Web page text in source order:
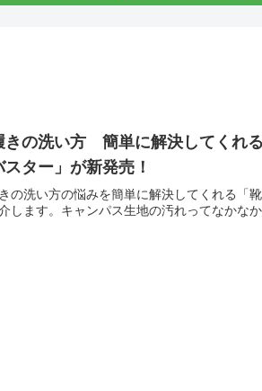
きの洗い方 簡単に解決してくれ
スター」が新発売！
の洗い方の悩みを簡単に解決してくれる「
します。キャンパス生地の汚れってなかな